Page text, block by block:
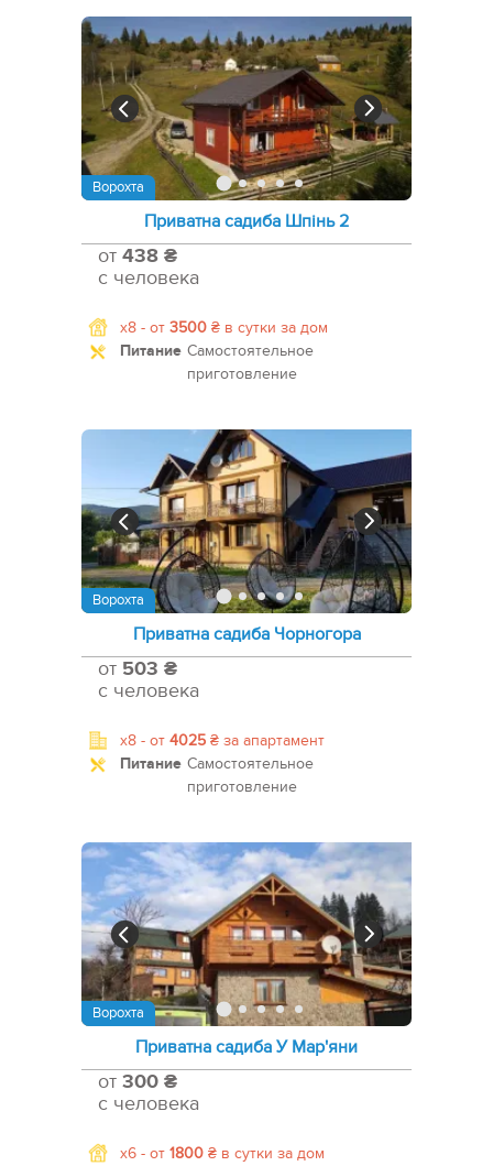
Ворохта
Приватна садиба Шпінь 2
от 438 ₴
с человека
x8 - от 3500 ₴ в сутки за дом
Питание Самостоятельное
приготовление
Ворохта
Приватна садиба Чорногора
от 503 ₴
с человека
x8 - от 4025 ₴ за апартамент
Питание Самостоятельное
приготовление
Ворохта
Приватна садиба У Мар'яни
от 300 ₴
с человека
x6 - от 1800 ₴ в сутки за дом